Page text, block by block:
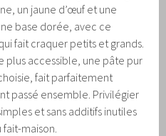
un jaune d’œuf et une
base dorée, avec ce
fait craquer petits et grands.
plus accessible, une pâte pur
fait parfaitement
passé ensemble. Privilégier
et sans additifs inutiles
maison.